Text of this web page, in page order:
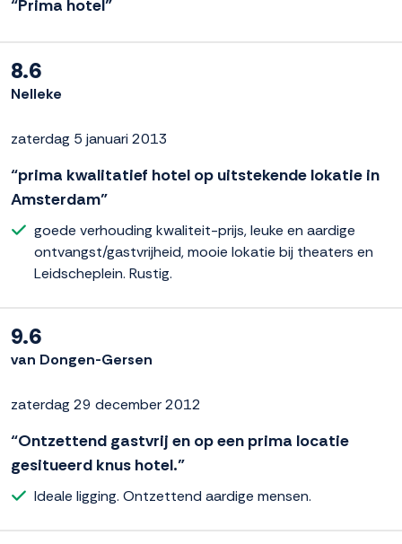
“Prima hotel”
8.6
Nelleke
zaterdag 5 januari 2013
“prima kwalitatief hotel op uitstekende lokatie in
Amsterdam”
goede verhouding kwaliteit-prijs, leuke en aardige
ontvangst/gastvrijheid, mooie lokatie bij theaters en
Leidscheplein. Rustig.
9.6
van Dongen-Gersen
zaterdag 29 december 2012
“Ontzettend gastvrij en op een prima locatie
gesitueerd knus hotel.”
Ideale ligging. Ontzettend aardige mensen.